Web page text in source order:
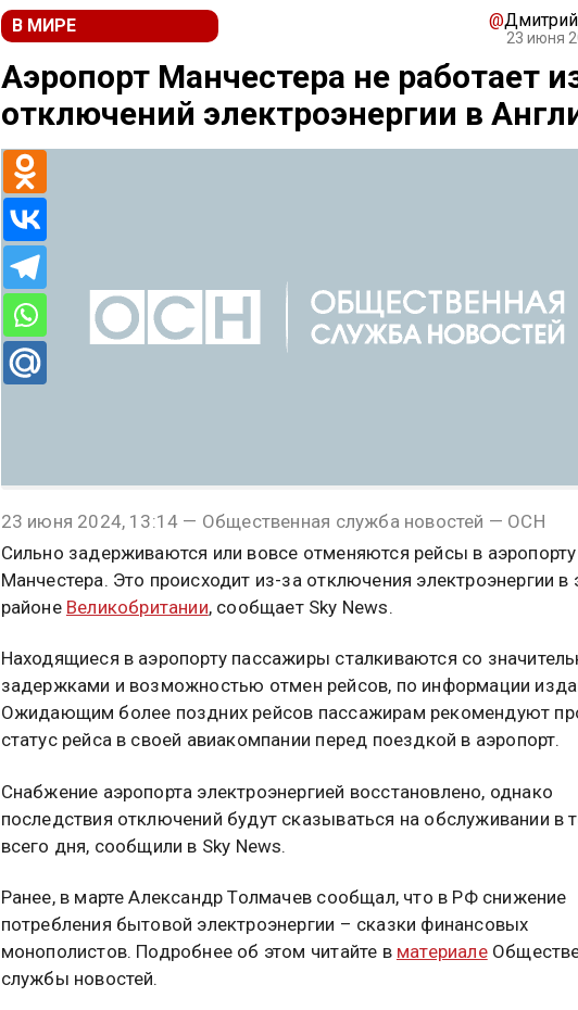
В МИРЕ @
23 июня
Аэропорт Манчестера не работает
отключений электроэнергии в
23 июня 2024, 13:14 — Общественная служба новостей — ОСН
Сильно задерживаются или вовсе отменяются рейсы в аэропорту
Манчестера. Это происходит из-за отключения электроэнергии в
районе Великобритании, сообщает Sky News.
Находящиеся в аэропорту пассажиры сталкиваются со
задержками и возможностью отмен рейсов, по информации
Ожидающим более поздних рейсов пассажирам рекомендуют
статус рейса в своей авиакомпании перед поездкой в аэропорт.
Снабжение аэропорта электроэнергией восстановлено, однако
последствия отключений будут сказываться на обслуживании в
всего дня, сообщили в Sky News.
Ранее, в марте Александр Толмачев сообщал, что в РФ снижение
потребления бытовой электроэнергии – сказки финансовых
монополистов. Подробнее об этом читайте в материале
службы новостей.